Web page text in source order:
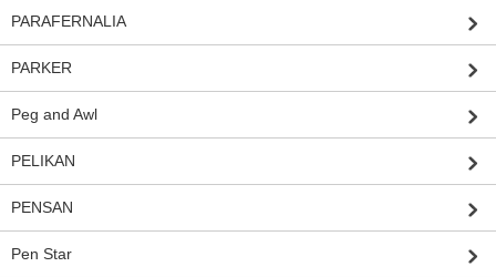
PARAFERNALIA
PARKER
Peg and Awl
PELIKAN
PENSAN
Pen Star